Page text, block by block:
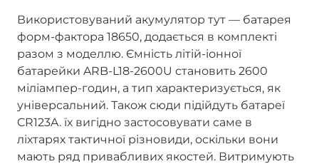
Використовуваний акумулятор тут — батарея
форм-фактора 18650, додається в комплекті
разом з моделлю. Ємність літій-іонної
батарейки ARB-L18-2600U становить 2600
міліампер-годин, а тип характеризується, як
універсальний. Також сюди підійдуть батареї
CR123A. їх вигідно застосовувати саме в
ліхтарях тактичної різновиди, оскільки вони
мають ряд привабливих якостей. Витримують